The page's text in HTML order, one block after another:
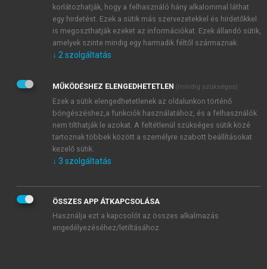
Kérek értesítést a MeRSZ újdonságairól, akcióiról.
Kérek értesítést az Akadémiai Kiadó Zrt. újdonságairól,
Adatkezelési tájékoztatóbanfoglaltakat tudomásul
veszem és elfogadom.
Általános vásárlási feltételeket, valamint a szotar.netés a
mersz.huoldalak licencszerződéseiben foglaltakat
tudomásul veszem és elfogadom.
KIPRÓBÁLOM
korlátozhatják, hogy a felhasználó hány alkalommal láthat
egy hirdetést. Ezek a sütik más szervezetekkel és hirdetőkkel
is megoszthatják ezeket az információkat. Ezek állandó sütik,
amelyek szinte mindig egy harmadik féltől származnak.
↓ 2 szolgáltatás
MŰKÖDÉSHEZ ELENGEDHETETLEN (mindig szükséges)
Ezek a sütik elengedhetetlenek az oldalunkon történő
böngészéshez,a funkciók használatához, és a felhasználók
nem tilthatják le azokat. A feltétlenül szükséges sütik közé
tartoznak többek között a személyre szabott beállításokat
kezelő sütik.
↓ 3 szolgáltatás
ÖSSZES APP ÁTKAPCSOLÁSA
Használja ezt a kapcsolót az összes alkalmazás
engedélyezéséhez/letiltásához.